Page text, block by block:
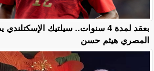
بعقد لمدة 4 سنوات.. سيلتيك
المصري هيثم حسن